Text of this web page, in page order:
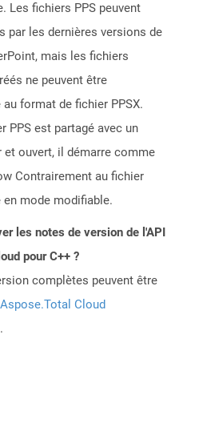
Les fichiers PPS peuvent
par les dernières versions de
mais les fichiers
ne peuvent être
format de fichier PPSX.
PPS est partagé avec un
ouvert, il démarre comme
Contrairement au fichier
en mode modifiable.
les notes de version de l'API
pour C++ ?
complètes peuvent être
Aspose.Total Cloud
.